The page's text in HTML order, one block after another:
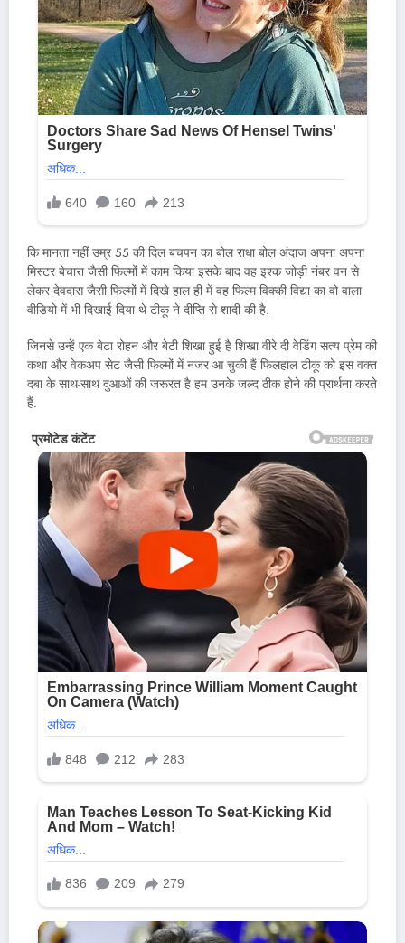
कि मानता नहीं उम्र 55 की दिल बचपन का बोल राधा बोल अंदाज अपना अपना
मिस्टर बेचारा जैसी फिल्मों में काम किया इसके बाद वह इश्क जोड़ी नंबर वन से
लेकर देवदास जैसी फिल्मों में दिखे हाल ही में वह फिल्म विक्की विद्या का वो वाला
वीडियो में भी दिखाई दिया थे टीकू ने दीप्ति से शादी की है.
जिनसे उन्हें एक बेटा रोहन और बेटी शिखा हुई है शिखा वीरे दी वेडिंग सत्य प्रेम की
कथा और वेकअप सेट जैसी फिल्मों में नजर आ चुकी हैं फिलहाल टीकू को इस वक्त
दबा के साथ-साथ दुआओं की जरूरत है हम उनके जल्द ठीक होने की प्रार्थना करते
हैं.